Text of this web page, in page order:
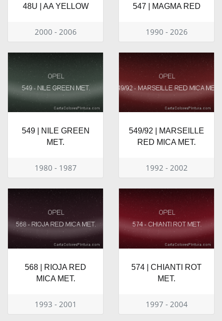
48U | AA YELLOW
2000 - 2006
547 | MAGMA RED
1990 - 2026
549 | NILE GREEN
MET.
1980 - 1987
549/92 | MARSEILLE
RED MICA MET.
1992 - 2002
568 | RIOJA RED
MICA MET.
1993 - 2001
574 | CHIANTI ROT
MET.
1997 - 2004